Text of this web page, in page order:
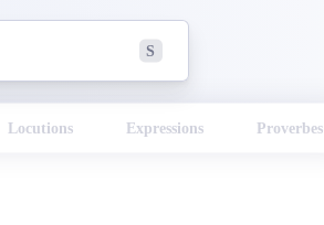
S
Locutions Expressions Proverbes